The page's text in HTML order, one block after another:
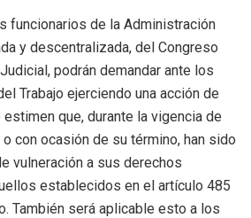
funcionarios de la Administración
y descentralizada, del Congreso
podrán demandar ante los
Trabajo ejerciendo una acción de
que, durante la vigencia de
con ocasión de su término, han sido
vulneración a sus derechos
establecidos en el artículo 485
También será aplicable esto a los